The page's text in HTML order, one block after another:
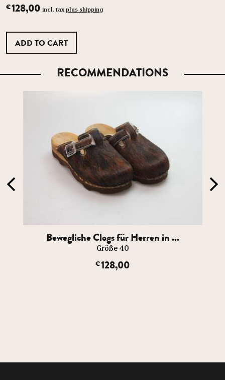
€128,00 incl. taxplus shipping
RECOMMENDATIONS
Bewegliche Clogs für Herren in ...
Größe 40
€128,00